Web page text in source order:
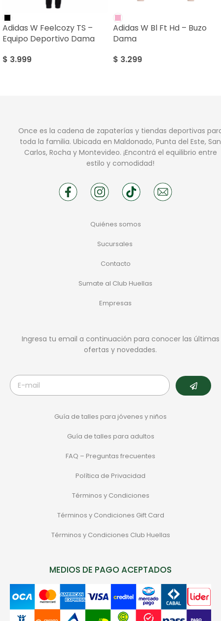
Adidas W Feelcozy TS –
Equipo Deportivo Dama
$ 3.999
Adidas W Bl Ft Hd – Buzo
Dama
$ 3.299
Once es la cadena de zapaterías y tiendas deportivas
toda la familia. Ubicada en Maldonado, Punta del Este, San
Carlos, Rocha y Montevideo. ¡Encontrá el equilibrio entre
estilo y comodidad!
Quiénes somos
Sucursales
Contacto
Sumate al Club Huellas
Empresas
Ingresa tu email a continuación para conocer las últimas
ofertas y novedades.
Guía de talles para jóvenes y niños
Guía de talles para adultos
FAQ – Preguntas frecuentes
Política de Privacidad
Términos y Condiciones
Términos y Condiciones Gift Card
Términos y Condiciones Club Huellas
MEDIOS DE PAGO ACEPTADOS